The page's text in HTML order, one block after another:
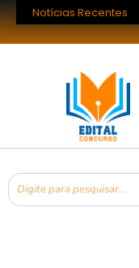
Notícias Recentes